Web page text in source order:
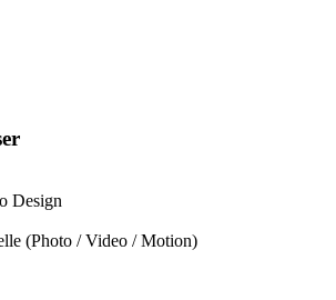
Design
(Photo / Video / Motion)